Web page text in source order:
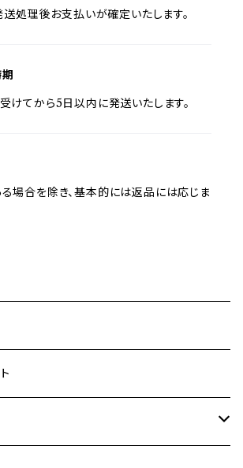
送処理後お支払いが確定いたします。
けてから5日以内に発送いたします。
場合を除き、基本的には返品には応じま